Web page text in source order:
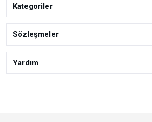
Kategoriler
Sözleşmeler
Yardım